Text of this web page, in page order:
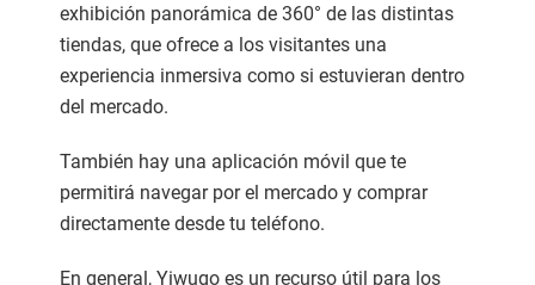
exhibición panorámica de 360° de las distintas
tiendas, que ofrece a los visitantes una
experiencia inmersiva como si estuvieran dentro
del mercado.
También hay una aplicación móvil que te
permitirá navegar por el mercado y comprar
directamente desde tu teléfono.
En general, Yiwugo es un recurso útil para los